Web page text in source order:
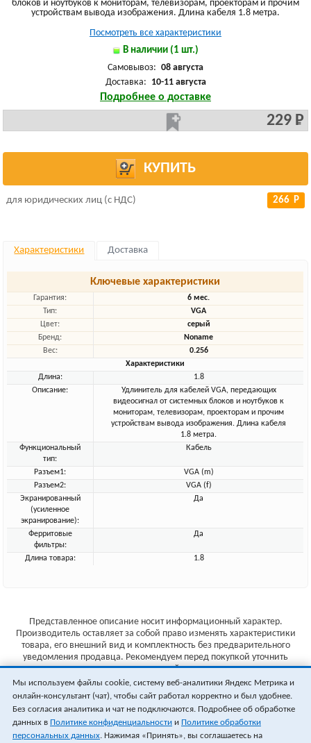
блоков и ноутбуков к мониторам, телевизорам, проекторам и прочим
устройствам вывода изображения. Длина кабеля 1.8 метра.
Посмотреть все характеристики
В наличии (1 шт.)
Самовывоз: 08 августа
Доставка: 10-11 августа
Подробнее о доставке
229 Р
КУПИТЬ
для юридических лиц (с НДС) 266 Р
Характеристики Доставка
Ключевые характеристики
Гарантия:
6 мес.
Тип:
VGA
Цвет:
серый
Бренд:
Noname
Вес:
0.256
Характеристики
Длина:
1.8
Описание:
Удлинитель для кабелей VGA, передающих
видеосигнал от системных блоков и ноутбуков к
мониторам, телевизорам, проекторам и прочим
устройствам вывода изображения. Длина кабеля
1.8 метра.
Функциональный
тип:
Кабель
Разъем1:
VGA (m)
Разъем2:
VGA (f)
Экранированный
(усиленное
экранирование):
Да
Ферритовые
фильтры:
Да
Длина товара: 1.8
Представленное описание носит информационный характер.
Производитель оставляет за собой право изменять характеристики
товара, его внешний вид и комплектность без предварительного
уведомления продавца. Рекомендуем перед покупкой уточнить
характеристики товара на сайте производителя.
Указанные цены не являются публичной офертой (ст.435 ГК РФ).
Стоимость и наличие товара уточняйте у менеджера.
Мы используем файлы cookie, систему веб-аналитики Яндекс Метрика и
онлайн-консультант (чат), чтобы сайт работал корректно и был удобнее.
Без согласия аналитика и чат не подключаются. Подробнее об обработке
данных в Политике конфиденциальности и Политике обработки
персональных данных. Нажимая «Принять», вы соглашаетесь на